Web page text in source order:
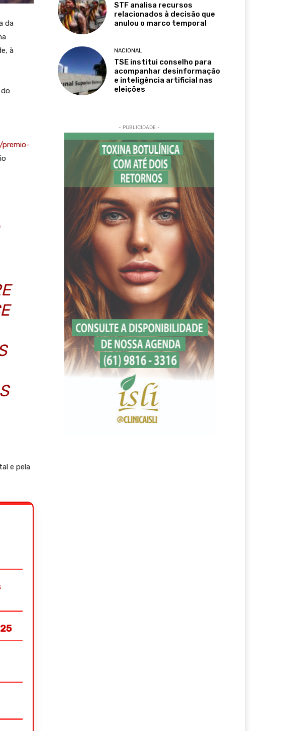
da
à
e pela
STF analisa recursos
relacionados à decisão que
anulou o marco temporal
NACIONAL
TSE institui conselho para
acompanhar desinformação
e inteligência artificial nas
eleições
- PUBLICIDADE -